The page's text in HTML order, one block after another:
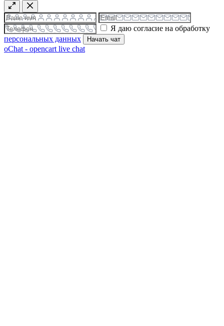
Я даю согласие на обработку
персональных данных
Начать чат
oChat - opencart live chat